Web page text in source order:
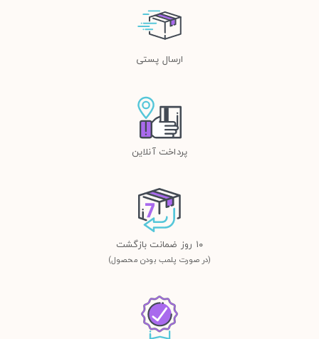
ارسال پستی
پرداخت آنلاین
١٠ روز ضمانت بازگشت
(در صورت پلمب بودن محصول)